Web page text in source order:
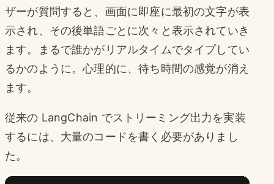
ザーが質問すると、画面に即座に最初の文字が表
示され、その後単語ごとに次々と表示されていき
ます。まるで誰かがリアルタイムでタイプしてい
るかのように。心理的に、待ち時間の感覚が消え
ます。
従来の LangChain でストリーミング出力を実装
するには、大量のコードを書く必要がありまし
た。